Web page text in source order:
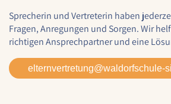
Sprecherin und Vertreterin haben
Fragen, Anregungen und Sorgen. Wir
richtigen Ansprechpartner und eine
elternvertretung@waldorfschule-
EXTERNE MEDIEN
Um Inhalte von externen
können, werden von diesen